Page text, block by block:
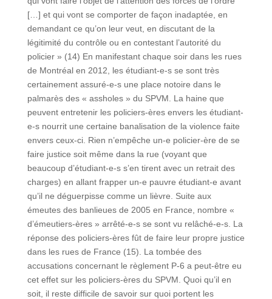
[…] et qui vont se comporter de façon inadaptée, en
demandant ce qu’on leur veut, en discutant de la
légitimité du contrôle ou en contestant l’autorité du
policier » (14) En manifestant chaque soir dans les rues
de Montréal en 2012, les étudiant-e-s se sont très
certainement assuré-e-s une place notoire dans le
palmarès des « assholes » du SPVM. La haine que
peuvent entretenir les policiers-ères envers les étudiant-
e-s nourrit une certaine banalisation de la violence faite
envers ceux-ci. Rien n’empêche un-e policier-ère de se
faire justice soit même dans la rue (voyant que
beaucoup d’étudiant-e-s s’en tirent avec un retrait des
charges) en allant frapper un-e pauvre étudiant-e avant
qu’il ne déguerpisse comme un lièvre. Suite aux
émeutes des banlieues de 2005 en France, nombre «
d’émeutiers-ères » arrêté-e-s se sont vu relâché-e-s. La
réponse des policiers-ères fût de faire leur propre justice
dans les rues de France (15). La tombée des
accusations concernant le règlement P-6 a peut-être eu
cet effet sur les policiers-ères du SPVM. Quoi qu’il en
soit, il reste difficile de savoir sur quoi portent les